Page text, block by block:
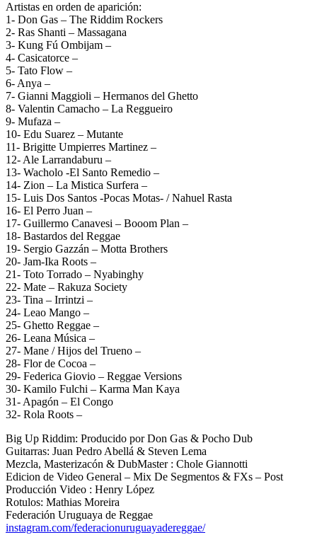
Artistas en orden de aparición:
1- Don Gas – The Riddim Rockers
2- Ras Shanti – Massagana
3- Kung Fú Ombijam –
4- Casicatorce –
5- Tato Flow –
6- Anya –
7- Gianni Maggioli – Hermanos del Ghetto
8- Valentin Camacho – La Reggueiro
9- Mufaza –
10- Edu Suarez – Mutante
11- Brigitte Umpierres Martinez –
12- Ale Larrandaburu –
13- Wacholo -El Santo Remedio –
14- Zion – La Mistica Surfera –
15- Luis Dos Santos -Pocas Motas- / Nahuel Rasta
16- El Perro Juan –
17- Guillermo Canavesi – Booom Plan –
18- Bastardos del Reggae
19- Sergio Gazzán – Motta Brothers
20- Jam-Ika Roots –
21- Toto Torrado – Nyabinghy
22- Mate – Rakuza Society
23- Tina – Irrintzi –
24- Leao Mango –
25- Ghetto Reggae –
26- Leana Música –
27- Mane / Hijos del Trueno –
28- Flor de Cocoa –
29- Federica Giovio – Reggae Versions
30- Kamilo Fulchi – Karma Man Kaya
31- Apagón – El Congo
32- Rola Roots –
Big Up Riddim: Producido por Don Gas & Pocho Dub
Guitarras: Juan Pedro Abellá & Steven Lema
Mezcla, Masterizacón & DubMaster : Chole Giannotti
Edicion de Video General – Mix De Segmentos & FXs – Post
Producción Video : Henry López
Rotulos: Mathias Moreira
Federación Uruguaya de Reggae
instagram.com/federacionuruguayadereggae/